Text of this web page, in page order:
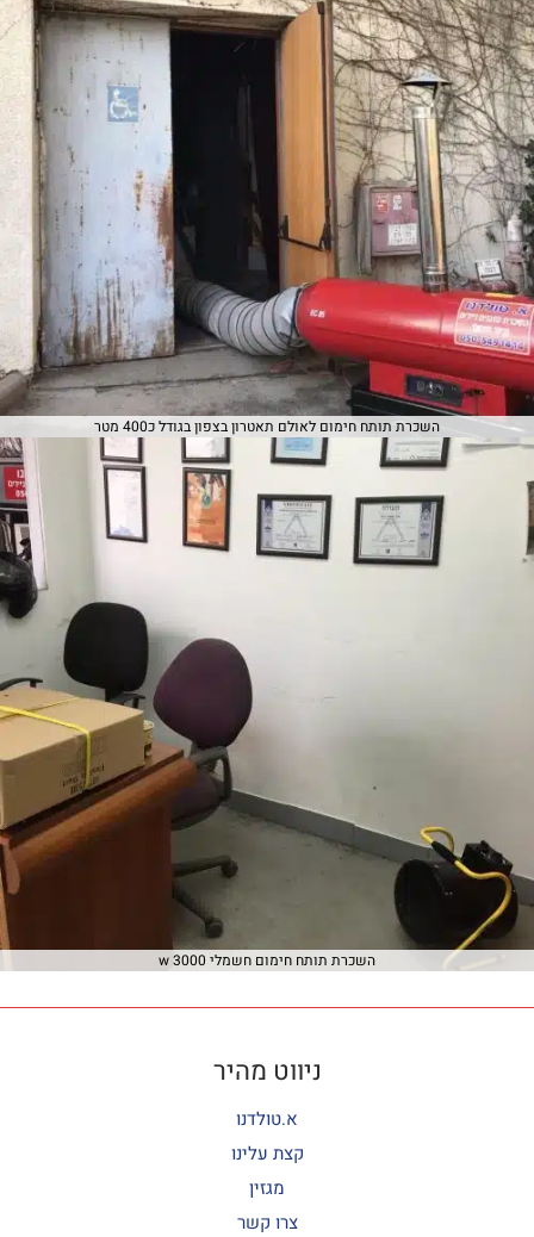
השכרת תותח חימום לאולם תאטרון בצפון בגודל כ400 מטר
השכרת תותח חימום חשמלי 3000 w
ניווט מהיר
א.טולדנו
קצת עלינו
מגזין
צרו קשר